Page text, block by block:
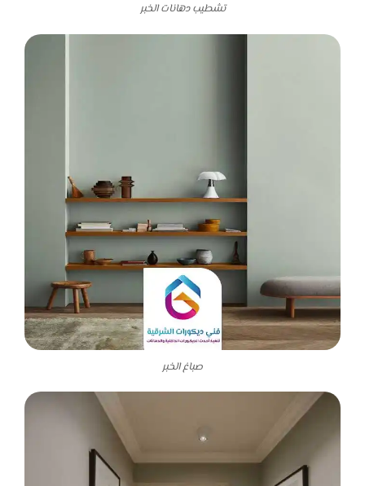
تشطيب دهانات الخبر
صباغ الخبر